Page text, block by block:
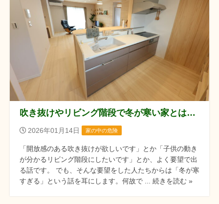
吹き抜けやリビング階段で冬が寒い家とは？？
2026年01月14日 家の中の危険
「開放感のある吹き抜けが欲しいです」とか「子供の動き
が分かるリビング階段にしたいです」とか、よく要望で出
る話です。 でも、そんな要望をした人たちからは「冬が寒
すぎる」という話を耳にします。何故で ... 続きを読む »